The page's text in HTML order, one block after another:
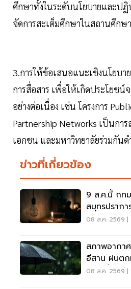
ศึกษาทั้งในระดับนโยบายและปฏิ
จัดการสะเต็มศึกษาในสถานศึกษ
3.การให้ข้อเสนอแนะเชิงนโยบา
การสื่อสาร เพื่อให้เกิดประโยชน์
อย่างต่อเนื่อง เช่น โครงการ
Partnership Networks เป็นการ
เอกชน และมหาวิทยาลัยร่วมกันด
ข่าวที่เกี่ยวข้อง
9 ส.ค.นี้ กท
สมุทรปราก
'ไฟฟ้าดับ' ห
08 ส.ค. 2569 |
สภาพอากา
อีสาน ฝนต
พลัน น้ำป่าไ
08 ส.ค. 2569 |